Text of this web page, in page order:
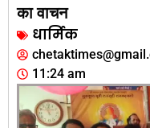
का वाचन
धार्मिक
11:24 am